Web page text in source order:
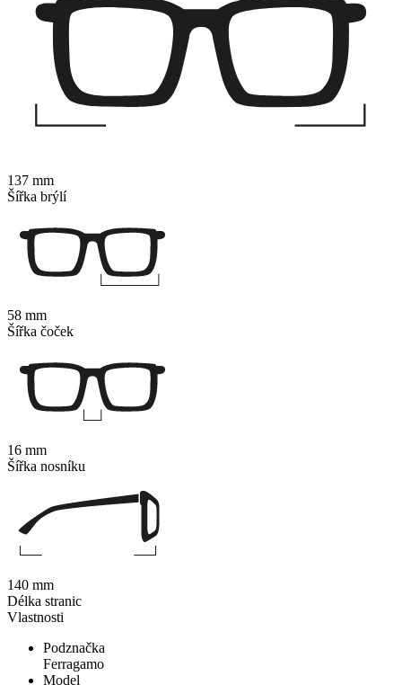
Vlastnosti
Podznačka
Ferragamo
Model
137 mm
Šířka brýlí
58 mm
Šířka čoček
16 mm
Šířka nosníku
140 mm
Délka stranic